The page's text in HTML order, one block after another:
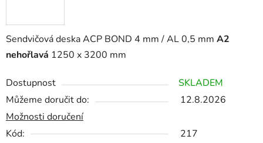
Sendvičová deska ACP BOND 4 mm / AL 0,5 mm A2
nehořlavá 1250 x 3200 mm
Dostupnost
SKLADEM
Můžeme doručit do:
12.8.2026
Možnosti doručení
Kód:
217